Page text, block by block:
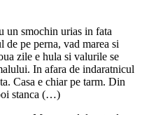
un smochin urias in fata
de pe perna, vad marea si
zile e hula si valurile se
In afara de indaratnicul
Casa e chiar pe tarm. Din
stanca (…)